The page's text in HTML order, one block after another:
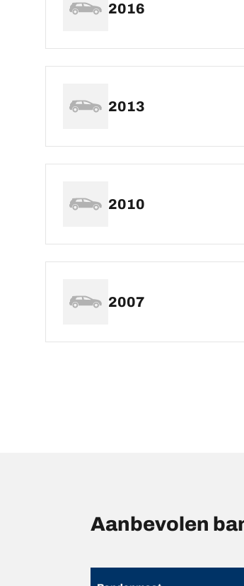
2016
2013
2010
2007
Aanbevolen